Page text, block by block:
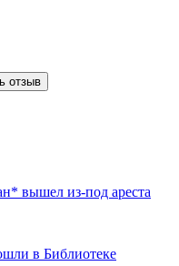
отзыв
вышел из-под ареста
в Библиотеке